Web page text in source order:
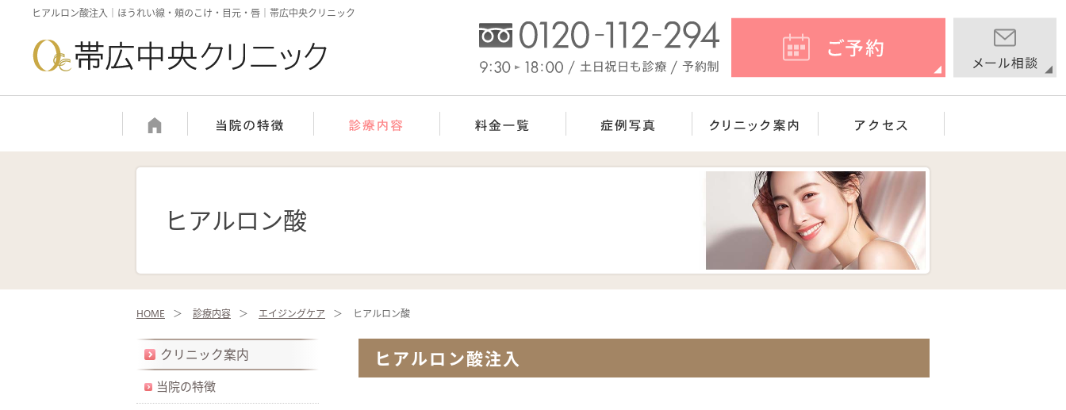
ヒアルロン酸注入｜ほうれい線・頬のこけ・目元・唇｜帯広中央クリニック
ヒアルロン酸
HOME 診療内容 エイジングケア ヒアルロン酸
ヒアルロン酸注入
クリニック案内
当院の特徴